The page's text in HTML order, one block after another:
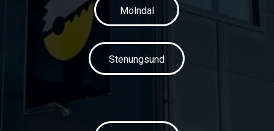
Mölndal
Stenungsund